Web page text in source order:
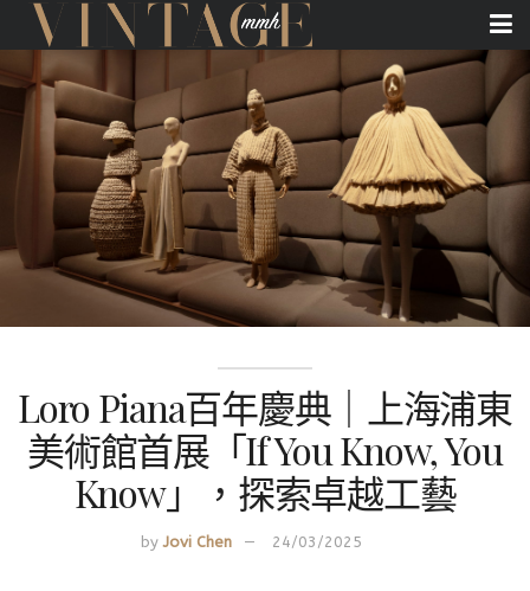
Loro Piana百年慶典｜上海浦東
美術館首展「If You Know, You
Know」，探索卓越工藝
by Jovi Chen 24/03/2025